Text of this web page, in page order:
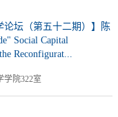
论坛（第五十二期）】陈
Social Capital
Reconfigurat...
学院322室